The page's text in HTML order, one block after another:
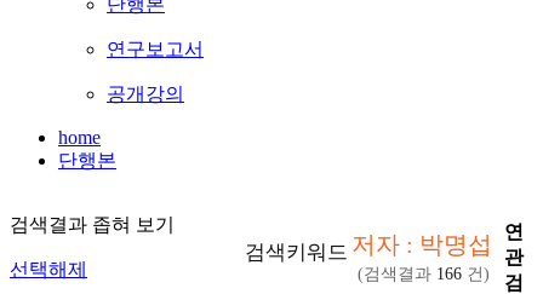
단행본
연구보고서
공개강의
home
단행본
검색결과 좁혀 보기
선택해제
검색키워드 저자 : 박명섭
(검색결과 166 건)
연
관
검